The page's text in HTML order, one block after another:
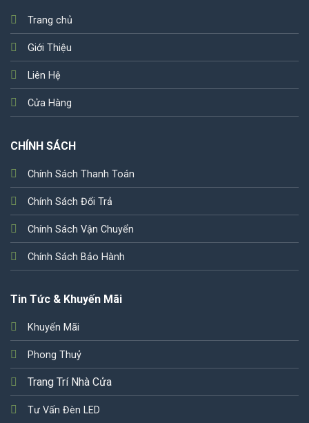
Trang chủ
Giới Thiệu
Liên Hệ
Cửa Hàng
CHÍNH SÁCH
Chính Sách Thanh Toán
Chính Sách Đổi Trả
Chính Sách Vận Chuyển
Chính Sách Bảo Hành
Tin Tức & Khuyến Mãi
Khuyến Mãi
Phong Thuỷ
Trang Trí Nhà Cửa
Tư Vấn Đèn LED